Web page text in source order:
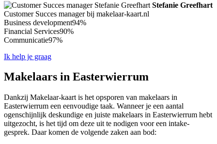
Stefanie Greefhart
Customer Succes manager bij makelaar-kaart.nl
Business development94%
Financial Services90%
Communicatie97%
Ik help je graag
Makelaars in Easterwierrum
Dankzij Makelaar-kaart is het opsporen van makelaars in
Easterwierrum een eenvoudige taak. Wanneer je een aantal
ogenschijnlijk deskundige en juiste makelaars in Easterwierrum hebt
uitgezocht, is het tijd om deze uit te nodigen voor een intake-
gesprek. Daar komen de volgende zaken aan bod: